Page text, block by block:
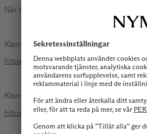
När du har identifierats visar Klarna
Klarnas Dataskyddsinformation
https://cdn.klarna.com/1.0/shared/
Klarnas kundservice
https://www.klarna.com/se/kundservice/